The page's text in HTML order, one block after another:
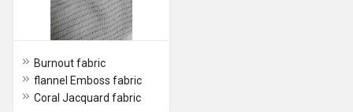
Burnout fabric
flannel Emboss fabric
Coral Jacquard fabric